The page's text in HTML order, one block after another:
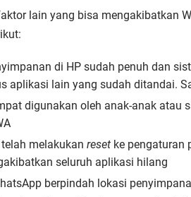
lain yang bisa mengakibatkan
di HP sudah penuh dan
aplikasi lain yang sudah ditandai.
digunakan oleh anak-anak atau
melakukan reset ke pengaturan
seluruh aplikasi hilang
berpindah lokasi